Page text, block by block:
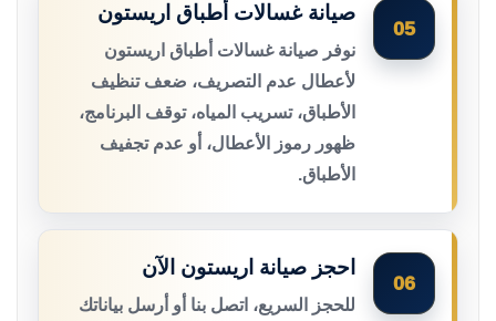
05
صيانة غسالات أطباق اريستون
نوفر صيانة غسالات أطباق اريستون
لأعطال عدم التصريف، ضعف تنظيف
الأطباق، تسريب المياه، توقف البرنامج،
ظهور رموز الأعطال، أو عدم تجفيف
الأطباق.
06
احجز صيانة اريستون الآن
للحجز السريع، اتصل بنا أو أرسل بياناتك